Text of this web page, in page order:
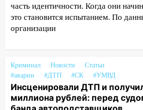
07:20 Жара возвращается:
знойный и сухой четверг
06:00
Под Ульяновском при
05:00
«Каждая пятая
второй мужчина в мире
алопецией»: врач
быть вызвано облысение и
часть идентичности. Когда они
это становится испытанием. По
организации
Криминал Новости
Статьи
#аварии
#ДТП #СК #УМВД
Инсценировали ДТП и
миллиона рублей: перед